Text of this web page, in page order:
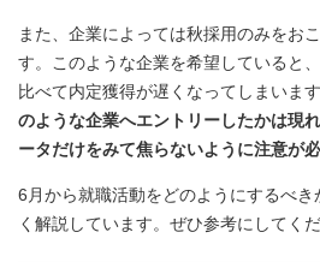
また、企業によっては秋採用のみをお
す。このような企業を希望していると
比べて内定獲得が遅くなってしまいま
のような企業へエントリーしたかは現
ータだけをみて焦らないように注意が
6月から就職活動をどのようにするべ
く解説しています。ぜひ参考にしてくだ